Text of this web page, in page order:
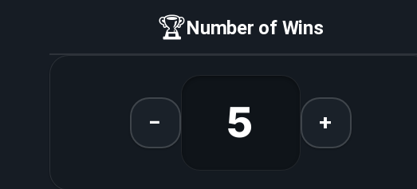
🏆Number of Wins
− 5 +